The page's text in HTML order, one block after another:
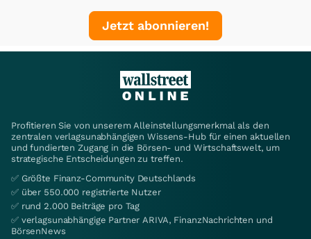
Jetzt abonnieren!
Profitieren Sie von unserem Alleinstellungsmerkmal als den
zentralen verlagsunabhängigen Wissens-Hub für einen aktuellen
und fundierten Zugang in die Börsen- und Wirtschaftswelt, um
strategische Entscheidungen zu treffen.
✅ Größte Finanz-Community Deutschlands
✅ über 550.000 registrierte Nutzer
✅ rund 2.000 Beiträge pro Tag
✅ verlagsunabhängige Partner ARIVA, FinanzNachrichten und
BörsenNews